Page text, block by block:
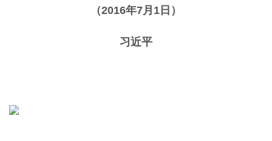
（2016年7月1日）
习近平